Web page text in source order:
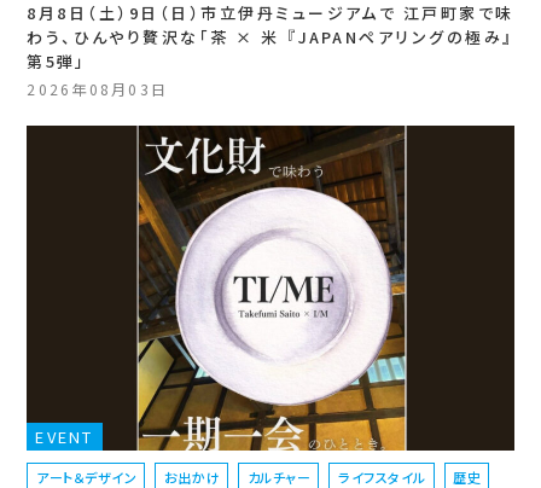
8月8日（土）9日（日）市立伊丹ミュージアムで 江戸町家で味
わう、ひんやり贅沢な「茶 × 米 『JAPANペアリングの極み』
第5弾」
2026年08月03日
EVENT
アート＆デザイン お出かけ カルチャー ライフスタイル 歴史